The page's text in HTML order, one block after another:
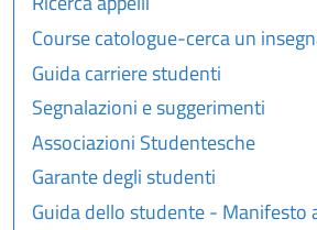
Course catologue-cerca un
Guida carriere studenti
Segnalazioni e suggerimenti
Associazioni Studentesche
Garante degli studenti
Guida dello studente - Manifesto